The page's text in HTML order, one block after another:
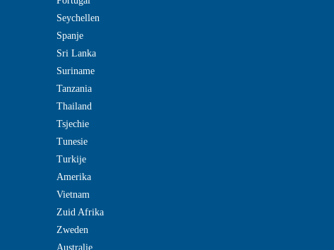
Seychellen
Spanje
Sri Lanka
Suriname
Tanzania
Thailand
Tsjechie
Tunesie
Turkije
Amerika
Vietnam
Zuid Afrika
Zweden
Australie